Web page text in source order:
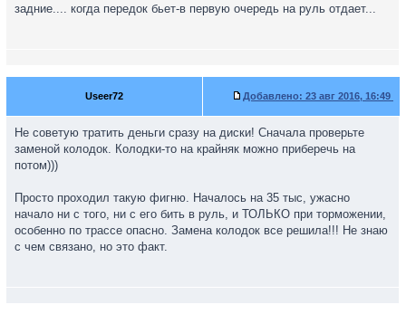
задние.... когда передок бьет-в первую очередь на руль отдает...
Useer72 Добавлено: 23 авг 2016, 16:49
Не советую тратить деньги сразу на диски! Сначала проверьте
заменой колодок. Колодки-то на крайняк можно приберечь на
потом)))
Просто проходил такую фигню. Началось на 35 тыс, ужасно
начало ни с того, ни с его бить в руль, и ТОЛЬКО при торможении,
особенно по трассе опасно. Замена колодок все решила!!! Не знаю
с чем связано, но это факт.